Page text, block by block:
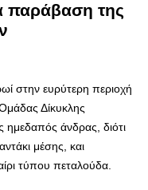
παράβαση της
στην ευρύτερη περιοχή
Δίκυκλης
άνδρας, διότι
μέσης, και
τύπου πεταλούδα.